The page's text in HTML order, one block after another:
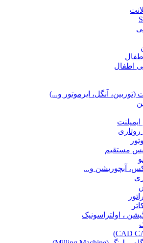
اطفال
(توربین، آنگل، ایرموتور و...)
ایمپلنت
روتاری
مستقیم
آبچوریشن و...
، اولتراسونیک